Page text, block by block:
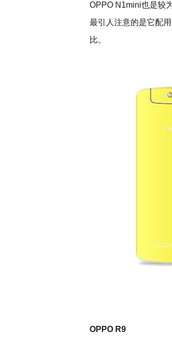
OPPO N1mini也是较
最引人注意的是它配
比。
OPPO R9